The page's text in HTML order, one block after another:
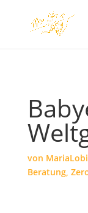
von
Beratung,